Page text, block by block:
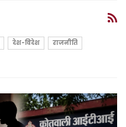
देश-विदेश
राजनीति